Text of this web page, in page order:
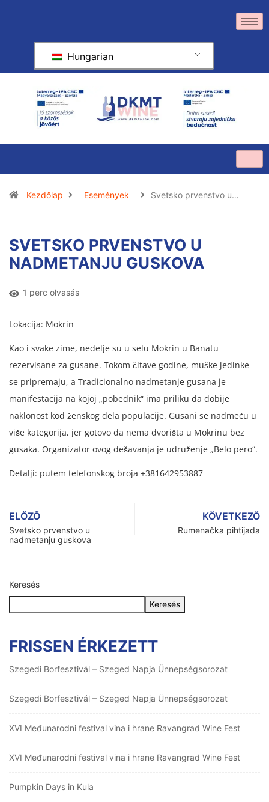
Hungarian
Kezdőlap Események Svetsko prvenstvo u…
SVETSKO PRVENSTVO U
NADMETANJU GUSKOVA
1 perc olvasás
Lokacija: Mokrin
Kao i svake zime, nedelje su u selu Mokrin u Banatu
rezervisane za gusane. Tokom čitave godine, muške jedinke
se pripremaju, a Tradicionalno nadmetanje gusana je
manifestacija na kojoj „pobednik“ ima priliku da dobije
naklonost kod ženskog dela populacije. Gusani se nadmeću u
više kategorija, jer gotovo da nema dvorišta u Mokrinu bez
gusaka. Organizator ovog dešavanja je udruženje „Belo pero“.
Detalji: putem telefonskog broja +381642953887
ELŐZŐ
Svetsko prvenstvo u
nadmetanju guskova
KÖVETKEZŐ
Rumenačka pihtijada
Keresés
Keresés
FRISSEN ÉRKEZETT
Szegedi Borfesztivál – Szeged Napja Ünnepségsorozat
Szegedi Borfesztivál – Szeged Napja Ünnepségsorozat
XVI Međunarodni festival vina i hrane Ravangrad Wine Fest
XVI Međunarodni festival vina i hrane Ravangrad Wine Fest
Pumpkin Days in Kula